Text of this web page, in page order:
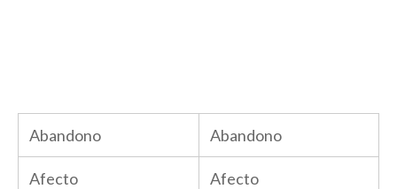
Abandono Abandono
Afecto Afecto